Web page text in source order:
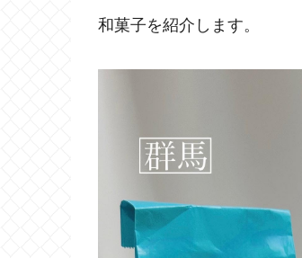
和菓子を紹介します。